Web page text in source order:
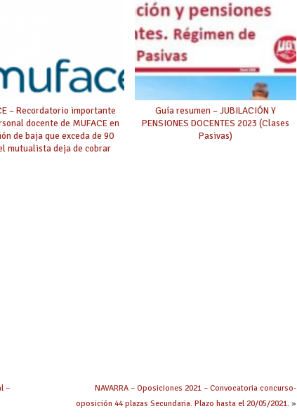
– Recordatorio importante
docente de MUFACE en
de baja que exceda de 90
mutualista deja de cobrar
Guía resumen – JUBILACIÓN Y
PENSIONES DOCENTES 2023 (Clases
Pasivas)
–
NAVARRA – Oposiciones 2021 – Convocatoria concurso-
oposición 44 plazas Secundaria. Plazo hasta el 20/05/2021. »